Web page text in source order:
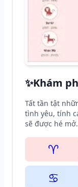
✨Khám
Tất tần tật
tình yêu, tính
sẽ được hé mở.
♈
♋